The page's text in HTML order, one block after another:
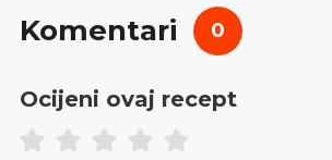
Komentari 0
Ocijeni ovaj recept